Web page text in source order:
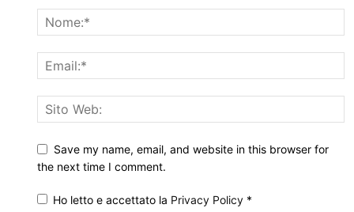
Save my name, email, and website in this browser for
the next time I comment.
Ho letto e accettato la Privacy Policy *